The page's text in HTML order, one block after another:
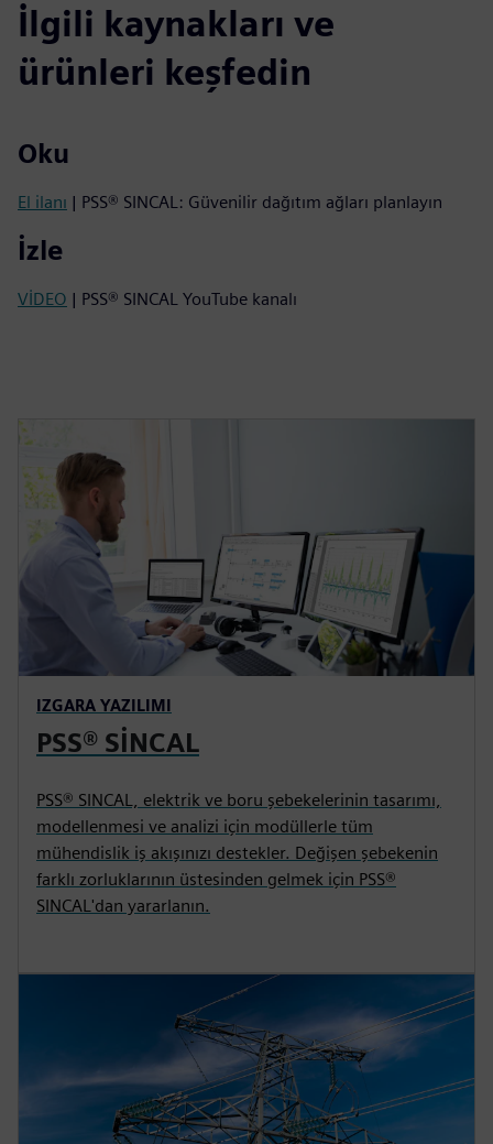
İlgili kaynakları ve
ürünleri keşfedin
Oku
El ilanı | PSS® SINCAL: Güvenilir dağıtım ağları planlayın
İzle
VİDEO | PSS® SINCAL YouTube kanalı
IZGARA YAZILIMI
PSS® SİNCAL
PSS® SINCAL, elektrik ve boru şebekelerinin tasarımı,
modellenmesi ve analizi için modüllerle tüm
mühendislik iş akışınızı destekler. Değişen şebekenin
farklı zorluklarının üstesinden gelmek için PSS®
SINCAL'dan yararlanın.